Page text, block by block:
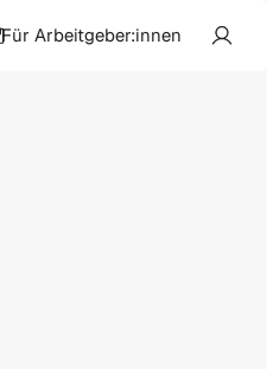
Für Arbeitgeber:innen